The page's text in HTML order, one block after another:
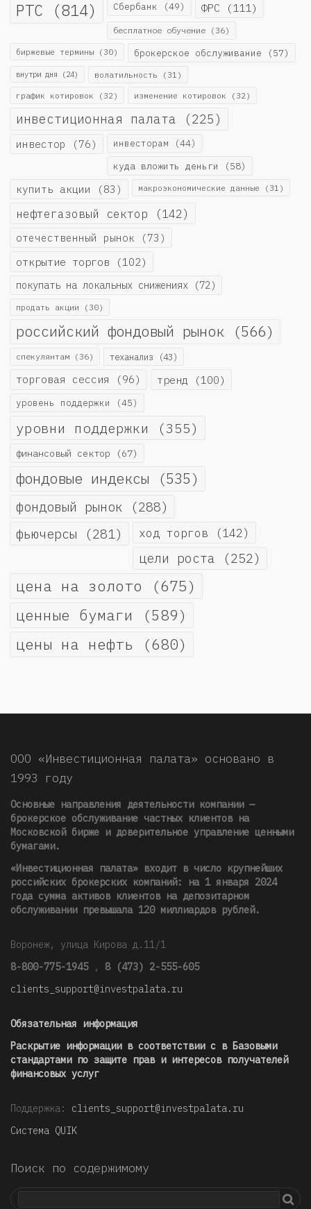
РТС (814) Сбербанк (49) ФРС (111)
бесплатное обучение (36)
биржевые термины (30) брокерское обслуживание (57)
внутри дня (24) волатильность (31)
график котировок (32) изменение котировок (32)
инвестиционная палата (225)
инвестор (76) инвесторам (44)
куда вложить деньги (58)
купить акции (83) макроэкономические данные (31)
нефтегазовый сектор (142)
отечественный рынок (73)
открытие торгов (102)
покупать на локальных снижениях (72)
продать акции (30)
российский фондовый рынок (566)
спекулянтам (36) теханализ (43)
торговая сессия (96) тренд (100)
уровень поддержки (45)
уровни поддержки (355)
финансовый сектор (67)
фондовые индексы (535)
фондовый рынок (288)
фьючерсы (281) ход торгов (142)
цели роста (252)
цена на золото (675)
ценные бумаги (589)
цены на нефть (680)
ООО «Инвестиционная палата» основано в
1993 году
Основные направления деятельности компании —
брокерское обслуживание частных клиентов на
Московской бирже и доверительное управление ценными
бумагами.
«Инвестиционная палата» входит в число крупнейших
российских брокерских компаний: на 1 января 2024
года сумма активов клиентов на депозитарном
обслуживании превышала 120 миллиардов рублей.
Воронеж, улица Кирова д.11/1
8-800-775-1945 , 8 (473) 2-555-605
clients_support@investpalata.ru
Обязательная информация
Раскрытие информации в соответствии с в Базовыми
стандартами по защите прав и интересов получателей
финансовых услуг
Поддержка: clients_support@investpalata.ru
Система QUIK
Поиск по содержимому